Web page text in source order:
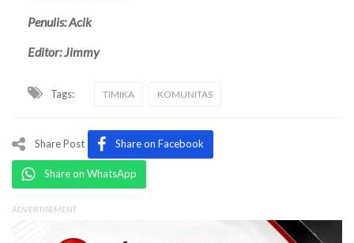
Penulis: Acik
Editor: Jimmy
Tags: TIMIKA KOMUNITAS
Share Post Share on Facebook
Share on WhatsApp
ADVERTISEMENT